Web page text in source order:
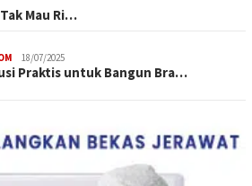
Mau Ri…
18/07/2025
Praktis untuk Bangun Bra…